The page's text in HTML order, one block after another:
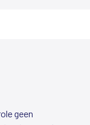
geen